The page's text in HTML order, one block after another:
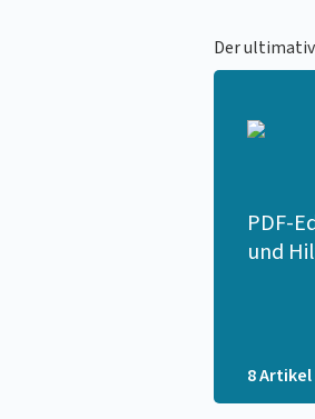
Der
PDF-
und
8